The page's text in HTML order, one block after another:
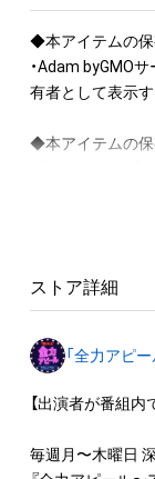
◆本アイテムの保
・Adam byGMO
有者として表示す
◆本アイテムの
◆本アイテムに関
ロゴ等を含みま
権(著作権、特許
産権(それらの権
作権を有する方、
ストア詳細
「全力アピ
【出演者が番組内
毎週月〜木曜日